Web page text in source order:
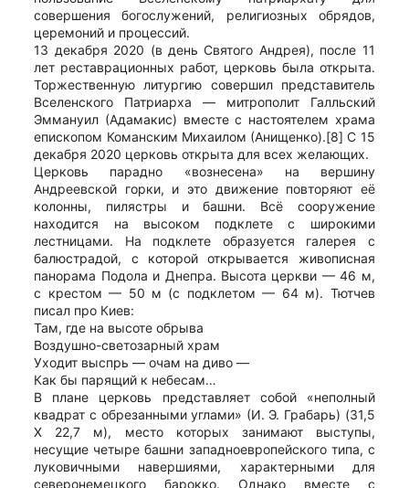
совершения богослужений, религиозных обрядов,
церемоний и процессий.
13 декабря 2020 (в день Святого Андрея), после 11
лет реставрационных работ, церковь была открыта.
Торжественную литургию совершил представитель
Вселенского Патриарха — митрополит Галльский
Эммануил (Адамакис) вместе с настоятелем храма
епископом Команским Михаилом (Анищенко).[8] С 15
декабря 2020 церковь открыта для всех желающих.
Церковь парадно «вознесена» на вершину
Андреевской горки, и это движение повторяют её
колонны, пилястры и башни. Всё сооружение
находится на высоком подклете с широкими
лестницами. На подклете образуется галерея с
балюстрадой, с которой открывается живописная
панорама Подола и Днепра. Высота церкви — 46 м,
с крестом — 50 м (с подклетом — 64 м). Тютчев
писал про Киев:
Там, где на высоте обрыва
Воздушно-светозарный храм
Уходит выспрь — очам на диво —
Как бы парящий к небесам…
В плане церковь представляет собой «неполный
квадрат с обрезанными углами» (И. Э. Грабарь) (31,5
Х 22,7 м), место которых занимают выступы,
несущие четыре башни западноевропейского типа, с
луковичными навершиями, характерными для
северонемецкого барокко. Однако вместе с